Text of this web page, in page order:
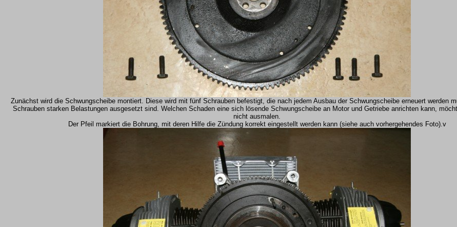
Zunächst wird die Schwungscheibe montiert. Diese wird mit fünf Schrauben befestigt, die nach jedem Ausbau der Schwungscheibe erneuert werden
Schrauben starken Belastungen ausgesetzt sind. Welchen Schaden eine sich lösende Schwungscheibe an Motor und Getriebe anrichten kann,
nicht ausmalen.
Der Pfeil markiert die Bohrung, mit deren Hilfe die Zündung korrekt eingestellt werden kann (siehe auch vorhergehendes Foto).v